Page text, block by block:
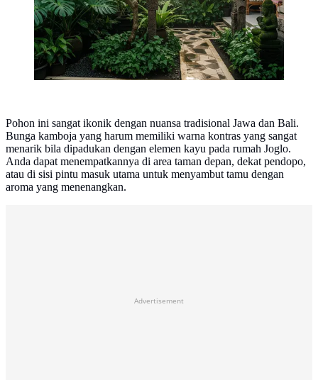
Pohon ini sangat ikonik dengan nuansa tradisional Jawa dan Bali.
Bunga kamboja yang harum memiliki warna kontras yang sangat
menarik bila dipadukan dengan elemen kayu pada rumah Joglo.
Anda dapat menempatkannya di area taman depan, dekat pendopo,
atau di sisi pintu masuk utama untuk menyambut tamu dengan
aroma yang menenangkan.
Advertisement